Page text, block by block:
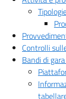
Controlli
Bandi di